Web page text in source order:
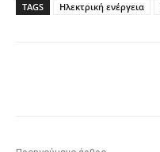
TAGS Ηλεκτρική ενέργεια